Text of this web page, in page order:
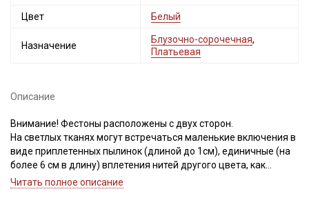
Цвет Белый
Назначение
Блузочно-сорочечная,
Платьевая
Описание
Внимание! Фестоны расположены с двух сторон.
На светлых тканях могут встречаться маленькие включения в
виде приплетенных пылинок (длиной до 1см), единичные (на
более 6 см в длину) вплетения нитей другого цвета, как
продольные, так и поперечные, могут встретиться маленькие
Читать полное описание